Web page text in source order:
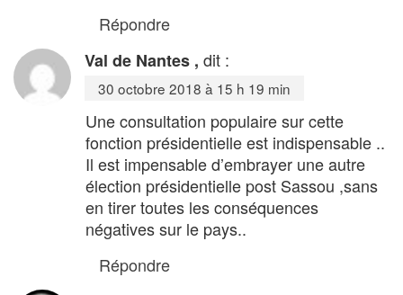
Répondre
Val de Nantes , dit :
30 octobre 2018 à 15 h 19 min
Une consultation populaire sur cette
fonction présidentielle est indispensable ..
Il est impensable d’embrayer une autre
élection présidentielle post Sassou ,sans
en tirer toutes les conséquences
négatives sur le pays..
Répondre